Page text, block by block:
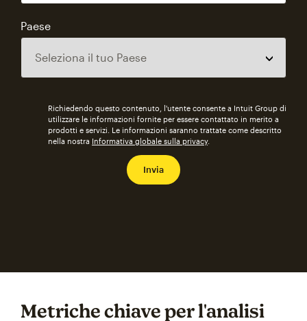
Paese
Richiedendo questo contenuto, l'utente consente a Intuit Group di
utilizzare le informazioni fornite per essere contattato in merito a
prodotti e servizi. Le informazioni saranno trattate come descritto
nella nostra Informativa globale sulla privacy.
Metriche chiave per l'analisi